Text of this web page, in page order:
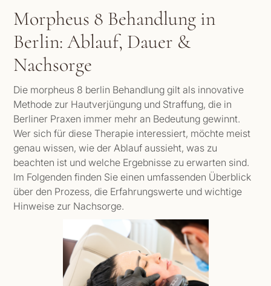
Morpheus 8 Behandlung in
Berlin: Ablauf, Dauer &
Nachsorge
Die morpheus 8 berlin Behandlung gilt als innovative
Methode zur Hautverjüngung und Straffung, die in
Berliner Praxen immer mehr an Bedeutung gewinnt.
Wer sich für diese Therapie interessiert, möchte meist
genau wissen, wie der Ablauf aussieht, was zu
beachten ist und welche Ergebnisse zu erwarten sind.
Im Folgenden finden Sie einen umfassenden Überblick
über den Prozess, die Erfahrungswerte und wichtige
Hinweise zur Nachsorge.